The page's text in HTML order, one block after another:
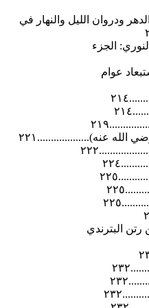
الليل والنهار في
الجزء